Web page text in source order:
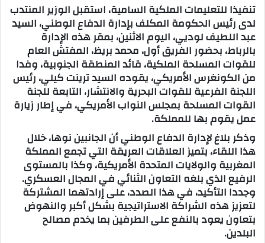
ن
ي
تنفيذا للتعليمات الملكية السامية، استقبل الوزير المنتدب
لدى رئيس الحكومة المكلف بإدارة الدفاع الوطني، السيد
عبد اللطيف لوديي، اليوم الاثنين، بمقر هذه الإدارة
بالرباط، بحضور الفريق أول، محمد بريظ، المفتش العام
للقوات المسلحة الملكية، قائد المنطقة الجنوبية، وفدا
من الكونغرس الأمريكي، يقوده السيد ترينت كيلي، رئيس
اللجنة الفرعية للقوات البحرية والانتشار، التابعة للجنة
القوات المسلحة بمجلس النواب الأمريكي، في إطار زيارة
عمل يقوم بها للمملكة.
وذكر بلاغ لإدارة الدفاع الوطني أن الجانبين نوها، خلال
هذا اللقاء، بتميز العلاقات العريقة التي تجمع المملكة
المغربية والولايات المتحدة الأمريكية، وكذا بالمستوى
الرفيع الذي بلغه التعاون الثنائي في المجال العسكري.
وجددا التأكيد، في هذا الصدد، على إرادتهما المشتركة
لتعزيز هذه الشراكة الاستراتيجية بشكل أكبر والنهوض
بتعاون يعود بالنفع على الطرفين بما يخدم مصالح
البلدين.